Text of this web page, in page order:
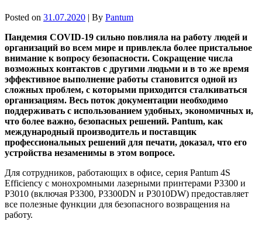
Posted on 31.07.2020 | By Pantum
Пандемия COVID-19 сильно повлияла на работу людей и
организаций во всем мире и привлекла более пристальное
внимание к вопросу безопасности. Сокращение числа
возможных контактов с другими людьми и в то же время
эффективное выполнение работы становится одной из
сложных проблем, с которыми приходится сталкиваться
организациям. Весь поток документации необходимо
поддерживать с использованием удобных, экономичных и,
что более важно, безопасных решений. Pantum, как
международный производитель и поставщик
профессиональных решений для печати, доказал, что его
устройства незаменимы в этом вопросе.
Для сотрудников, работающих в офисе, серия Pantum 4S
Efficiency с монохромными лазерными принтерами P3300 и
P3010 (включая P3300, P3300DN и P3010DW) предоставляет
все полезные функции для безопасного возвращения на
работу.